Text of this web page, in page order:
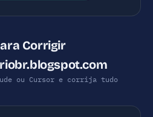
Corrigir
ou Cursor e corrija tudo